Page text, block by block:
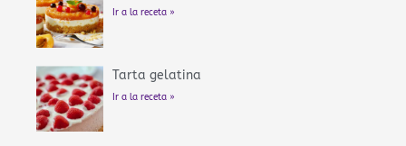
Ir a la receta »
Tarta gelatina
Ir a la receta »